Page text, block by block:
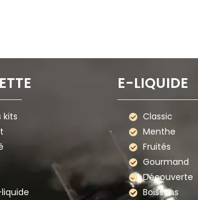
kits
E-LIQUIDE
Classic
Menthe
Fruités
Gourmand
Découverte
Boissons